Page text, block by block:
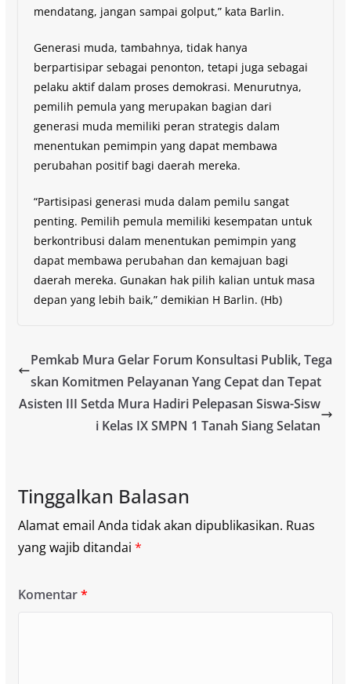
mendatang, jangan sampai golput,” kata Barlin.
Generasi muda, tambahnya, tidak hanya
berpartisipar sebagai penonton, tetapi juga sebagai
pelaku aktif dalam proses demokrasi. Menurutnya,
pemilih pemula yang merupakan bagian dari
generasi muda memiliki peran strategis dalam
menentukan pemimpin yang dapat membawa
perubahan positif bagi daerah mereka.
“Partisipasi generasi muda dalam pemilu sangat
penting. Pemilih pemula memiliki kesempatan untuk
berkontribusi dalam menentukan pemimpin yang
dapat membawa perubahan dan kemajuan bagi
daerah mereka. Gunakan hak pilih kalian untuk masa
depan yang lebih baik,” demikian H Barlin. (Hb)
Pemkab Mura Gelar Forum Konsultasi Publik, Tega
skan Komitmen Pelayanan Yang Cepat dan Tepat
Asisten III Setda Mura Hadiri Pelepasan Siswa-Sisw
i Kelas IX SMPN 1 Tanah Siang Selatan
Tinggalkan Balasan
Alamat email Anda tidak akan dipublikasikan. Ruas
yang wajib ditandai *
Komentar*